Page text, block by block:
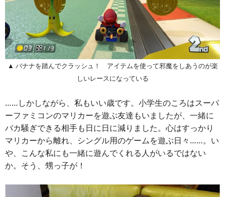
▲ バナナを踏んでクラッシュ！ アイテムを使って邪魔をしあうのが楽
しいレースになっている
……しかしながら、私もいい歳です。小学生のころはスーパ
ーファミコンのマリカーを遊ぶ友達もいましたが、一緒に
バカ騒ぎできる相手も日に日に減りました。心はすっかり
マリカーから離れ、シングル用のゲームを遊ぶ日々……。い
や、こんな私にも一緒に遊んでくれる人がいるではない
か。そう、甥っ子が！